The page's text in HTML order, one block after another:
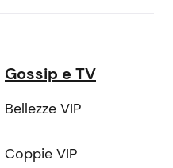
Gossip e TV
Bellezze VIP
Coppie VIP